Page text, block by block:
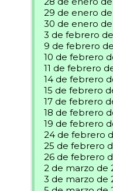
29 de enero
30 de enero
3 de febrero
9 de febrero
10 de febrero
11 de febrero
14 de febrero
15 de febrero
17 de febrero
18 de febrero
19 de febrero
24 de febrero
25 de febrero
26 de febrero
2 de marzo de
3 de marzo de